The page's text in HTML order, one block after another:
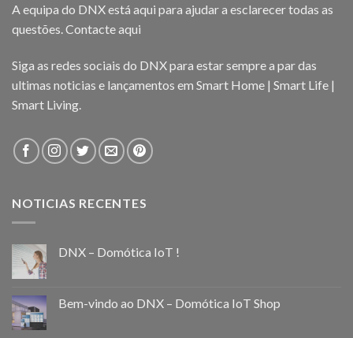
A equipa do DNX está aqui para ajudar a esclarecer todas as
questões. Contacte aqui
Siga as redes sociais do DNX para estar sempre a par das
ultimas noticias e lançamentos em Smart Home | Smart Life |
Smart Living.
NOTICIAS RECENTES
DNX – Domótica IoT !
Bem-vindo ao DNX – Domótica IoT Shop